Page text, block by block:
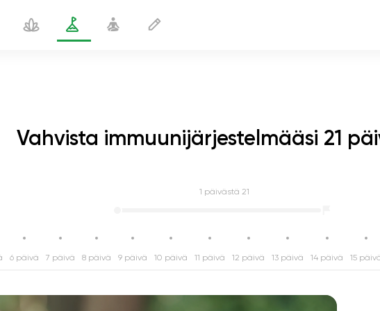
Vahvista immuunijärjestelmääsi 21
1 päivästä 21
6 päivä 7 päivä 8 päivä 9 päivä 10 päivä 11 päivä 12 päivä 13 päivä 14 päivä 15